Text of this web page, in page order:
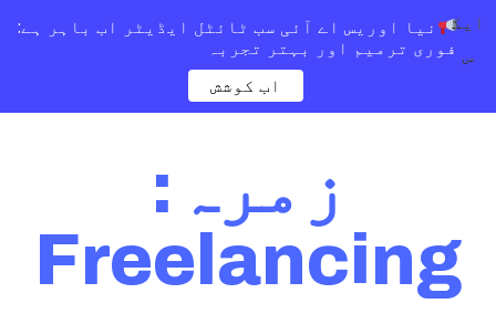
زمرہ:
Freelancing
نیا اوریس اے آئی سب ٹائٹل ایڈیٹر اب باہر ہے:
فوری ترمیم اور بہتر تجربہ
اب کوشش
ایک
س